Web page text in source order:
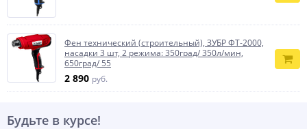
Фен технический (строительный), ЗУБР ФТ-2000,
насадки 3 шт, 2 режима: 350град/ 350л/мин,
650град/ 55
2 890 руб.
Будьте в курсе!